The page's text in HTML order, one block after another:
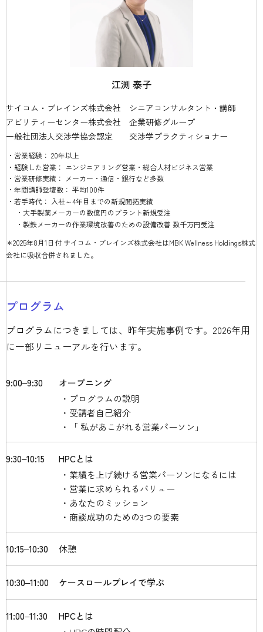
江渕 泰子
サイコム・ブレインズ株式会社 シニアコンサルタント・講師
アビリティーセンター株式会社 企業研修グループ
一般社団法人交渉学協会認定 交渉学プラクティショナー
営業経験： 20年以上
経験した営業： エンジニアリング営業・総合人材ビジネス営業
営業研修実績： メーカー・通信・銀行など多数
年間講師登壇数： 平均100件
若手時代： 入社～4年目までの新規開拓実績
大手製薬メーカーの数億円のプラント新規受注
製鉄メーカーの作業環境改善のための設備改善 数千万円受注
＊2025年8月1日付 サイコム・ブレインズ株式会社はMBK Wellness Holdings株式
会社に吸収合併されました。
プログラム
プログラムにつきましては、昨年実施事例です。2026年用
に一部リニューアルを行います。
9:00‒9:30
オープニング
プログラムの説明
受講者自己紹介
「 私があこがれる営業パーソン」
9:30‒10:15
HPCとは
業績を上げ続ける営業パーソンになるには
営業に求められるバリュー
あなたのミッション
商談成功のための3つの要素
10:15‒10:30 休憩
10:30‒11:00 ケースロールプレイで学ぶ
11:00‒11:30
HPCとは